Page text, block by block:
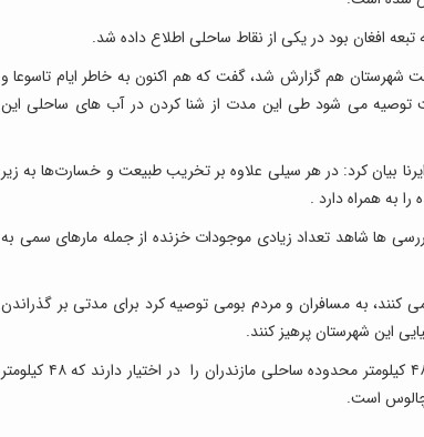
افغان بود در یکی از نقاط ساحلی اطلاع داده شد.
شهرستان هم گزارش شد، گفت که هم اکنون به خاطر ایام تاسوعا و
توصیه می شود طی این مدت از شنا کردن در آب های ساحلی این
بیان کرد: در هر سیلی علاوه بر تخریب طبیعت و خسارت‌ها به زیر
به همراه دارد .
۹۰ در کلاردشت هم طبق بررسی ها شاهد تعداد زیادی موجودات خزنده از جمله مارهای سمی به
به مسافران و مردم بومی توصیه کرد برای مدتی بر گذراندن
این شهرستان پرهیز کنند.
شهرستان های نوشهر و چالوس حدود ۷۰ کیلومتر از طول حدوو ۴۸۰ کیلومتر محدوده ساحلی مازندران را در اختیار دارند که ۴۸ کیلومتر
چالوس است.